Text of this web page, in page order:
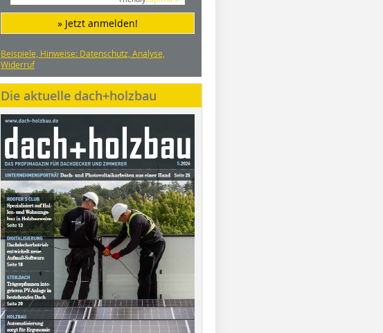
» Jetzt anmelden!
Beispiele, Hinweise: Datenschutz, Analyse,
Widerruf
Die aktuelle dach+holzbau